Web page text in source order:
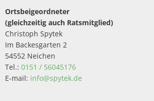
Ortsbeigeordneter
(gleichzeitig auch Ratsmitglied)
Christoph Spytek
Im Backesgarten 2
54552 Neichen
Tel.: 0151 / 56045176
E-mail: info@spytek.de